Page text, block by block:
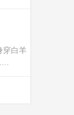
穿白羊